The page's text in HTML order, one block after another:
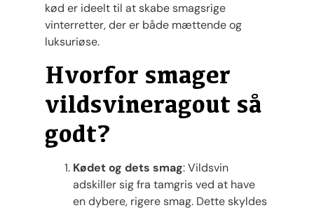
kød er ideelt til at skabe smagsrige
vinterretter, der er både mættende og
luksuriøse.
Hvorfor smager
vildsvineragout så
godt?
Kødet og dets smag: Vildsvin
adskiller sig fra tamgris ved at have
en dybere, rigere smag. Dette skyldes